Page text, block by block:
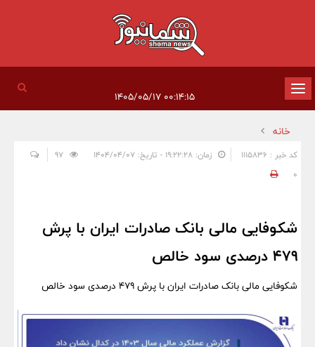
تغییر
وضعیت
ناوبری
۰۰:۱۴:۱۵ ۱۴۰۵/۰۵/۱۷
خانه
کد خبر : 1115836 زمان: ۱۹:۲۲:۲۸ - تاریخ: ۱۴۰۴/۰۴/۰۷
0
شکوفایی مالی بانک صادرات ایران با پرش
۴۷۹ درصدی سود خالص
شکوفایی مالی بانک صادرات ایران با پرش ۴۷۹ درصدی سود خالص